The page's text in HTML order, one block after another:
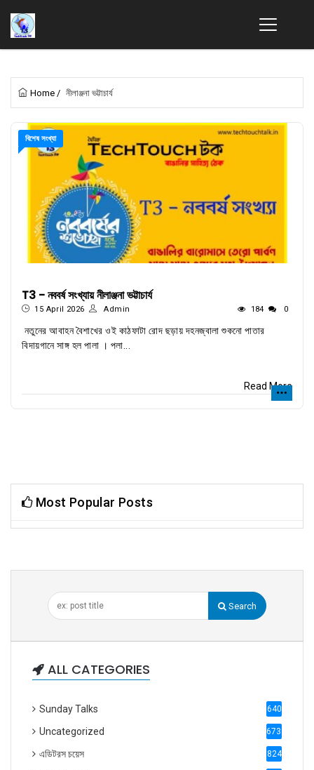
Home / নীলাঞ্জনা ভট্টাচার্য
বিশেষ সংখ্যা
T3 - নববর্ষ সংখ্যায় নীলাঞ্জনা ভট্টাচার্য
15 April 2026 Admin 184 0
নতুনের আবাহন বৈশাখের ওই কাঠফাটা রোদ ছড়ায় দহনজ্বালা শুকনো পাতার
বিদায়গানে সাঙ্গ হল পালা । পলা...
Read More
Most Popular Posts
Search
ALL CATEGORIES
Sunday Talks 640
Uncategorized 6738
এডিটরস চয়েস 824